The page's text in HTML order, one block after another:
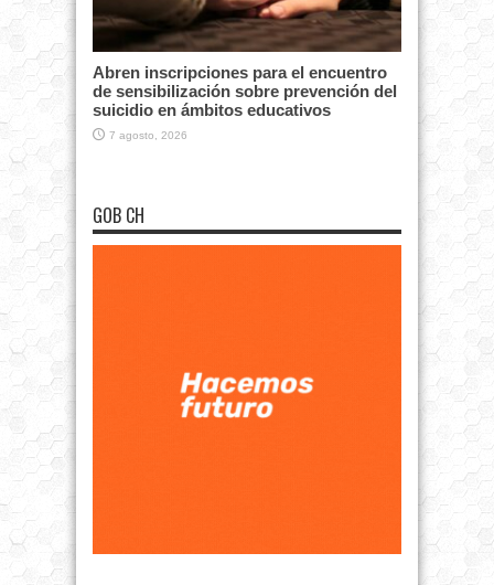
Abren inscripciones para el encuentro
de sensibilización sobre prevención del
suicidio en ámbitos educativos
7 agosto, 2026
GOB CH